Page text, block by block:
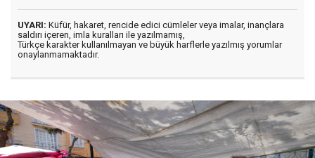
UYARI: Küfür, hakaret, rencide edici cümleler veya imalar, inançlara
saldırı içeren, imla kuralları ile yazılmamış,
Türkçe karakter kullanılmayan ve büyük harflerle yazılmış yorumlar
onaylanmamaktadır.